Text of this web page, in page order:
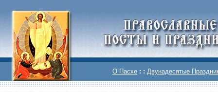
О Пасхе : : Двунадесятые